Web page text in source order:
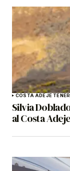
COSTA ADEJE
Silvia
al Costa